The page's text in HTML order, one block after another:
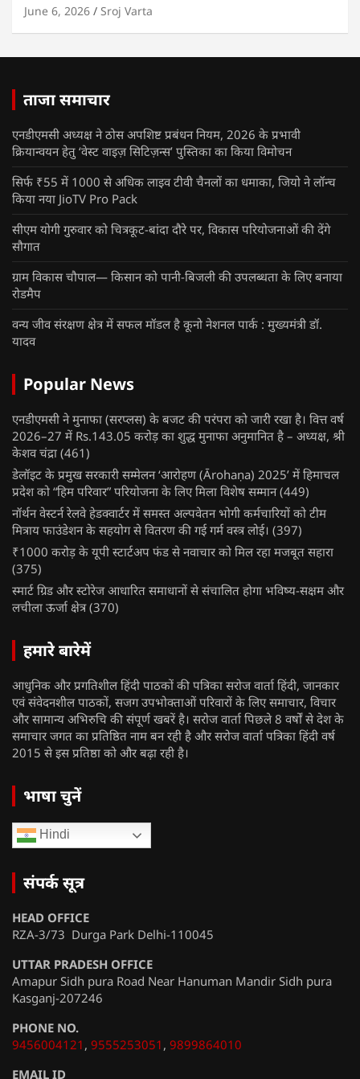
June 6, 2026 Sroj Varta
ताजा समाचार
एनडीएमसी अध्यक्ष ने ठोस अपशिष्ट प्रबंधन नियम, 2026 के प्रभावी
क्रियान्वयन हेतु ‘वेस्ट वाइज़ सिटिज़न्स’ पुस्तिका का किया विमोचन
सिर्फ ₹55 में 1000 से अधिक लाइव टीवी चैनलों का धमाका, जियो ने लॉन्च
किया नया JioTV Pro Pack
सीएम योगी गुरुवार को चित्रकूट-बांदा दौरे पर, विकास परियोजनाओं की देंगे
सौगात
ग्राम विकास चौपाल— किसान को पानी-बिजली की उपलब्धता के लिए बनाया
रोडमैप
वन्य जीव संरक्षण क्षेत्र में सफल मॉडल है कूनो नेशनल पार्क : मुख्यमंत्री डॉ.
यादव
Popular News
एनडीएमसी ने मुनाफा (सरप्लस) के बजट की परंपरा को जारी रखा है। वित्त वर्ष
2026–27 में Rs.143.05 करोड़ का शुद्ध मुनाफा अनुमानित है – अध्यक्ष, श्री
केशव चंद्रा (461)
डेलॉइट के प्रमुख सरकारी सम्मेलन ‘आरोहण (Ārohaṇa) 2025’ में हिमाचल
प्रदेश को “हिम परिवार” परियोजना के लिए मिला विशेष सम्मान (449)
नॉर्थन वेस्टर्न रेलवे हेडक्वार्टर में समस्त अल्पवेतन भोगी कर्मचारियों को टीम
मित्राय फाउंडेशन के सहयोग से वितरण की गई गर्म वस्त्र लोई। (397)
₹1000 करोड़ के यूपी स्टार्टअप फंड से नवाचार को मिल रहा मजबूत सहारा
(375)
स्मार्ट ग्रिड और स्टोरेज आधारित समाधानों से संचालित होगा भविष्य-सक्षम और
लचीला ऊर्जा क्षेत्र (370)
हमारे बारेमें
आधुनिक और प्रगतिशील हिंदी पाठकों की पत्रिका सरोज वार्ता हिंदी, जानकार
एवं संवेदनशील पाठकों, सजग उपभोक्ताओं परिवारों के लिए समाचार, विचार
और सामान्य अभिरुचि की संपूर्ण खबरें है। सरोज वार्ता पिछले 8 वर्षों से देश के
समाचार जगत का प्रतिष्ठित नाम बन रही है और सरोज वार्ता पत्रिका हिंदी वर्ष
2015 से इस प्रतिष्ठा को और बढ़ा रही है।
भाषा चुनें
Hindi
संपर्क सूत्र
HEAD OFFICE
RZA-3/73 Durga Park Delhi-110045
UTTAR PRADESH OFFICE
Amapur Sidh pura Road Near Hanuman Mandir Sidh pura
Kasganj-207246
PHONE NO.
9456004121 , 9555253051 , 9899864010
EMAIL ID